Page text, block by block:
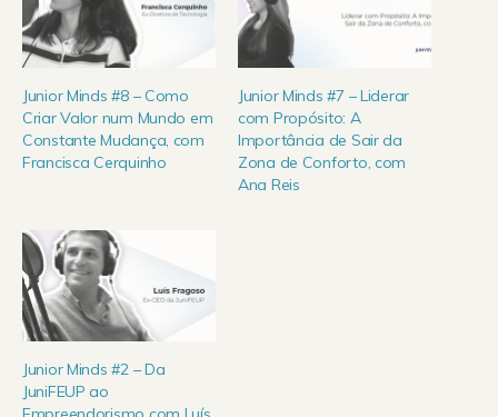
Junior Minds #8 – Como
Criar Valor num Mundo em
Constante Mudança, com
Francisca Cerquinho
Junior Minds #7 – Liderar
com Propósito: A
Importância de Sair da
Zona de Conforto, com
Ana Reis
Junior Minds #2 – Da
JuniFEUP ao